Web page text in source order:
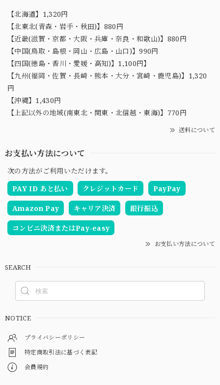
【北海道】1,320円
【北東北(青森・岩手・秋田)】880円
【近畿(滋賀・京都・大阪・兵庫・奈良・和歌山)】880円
【中国(鳥取・島根・岡山・広島・山口)】990円
【四国(徳島・香川・愛媛・高知)】1,100円】
【九州(福岡・佐賀・長崎・熊本・大分・宮崎・鹿児島)】1,320
円
【沖縄】1,430円
【上記以外の地域(南東北・関東・北信越・東海)】770円
送料について
お支払い方法について
次の方法がご利用いただけます。
PAY ID あと払い
クレジットカード PayPay
Amazon Pay キャリア決済 銀行振込
コンビニ決済またはPay-easy
お支払い方法について
SEARCH
NOTICE
プライバシーポリシー
特定商取引法に基づく表記
会員規約